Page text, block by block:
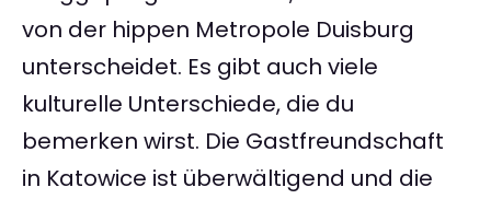
von der hippen Metropole Duisburg
unterscheidet. Es gibt auch viele
kulturelle Unterschiede, die du
bemerken wirst. Die Gastfreundschaft
in Katowice ist überwältigend und die